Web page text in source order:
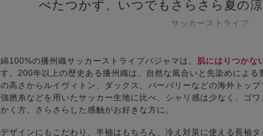
べたつかず、いつでもさらさら 夏の
サッカーストライプ
綿100%の播州織サッカーストライプパジャマは、 肌にはりつかな
す。200年以上の歴史ある播州織は、自然な風合いと先染めによ
の高さからルイヴィトン、ダックス、バーバリーなどの海外トッ
強撚糸などを用いたサッカー生地に比べ、シャリ感は少なく、ゴ
かく方、さらさらした感触がお好きな方に。
デザインにもこだわり、半袖はもちろん、冷え対策に使える長袖